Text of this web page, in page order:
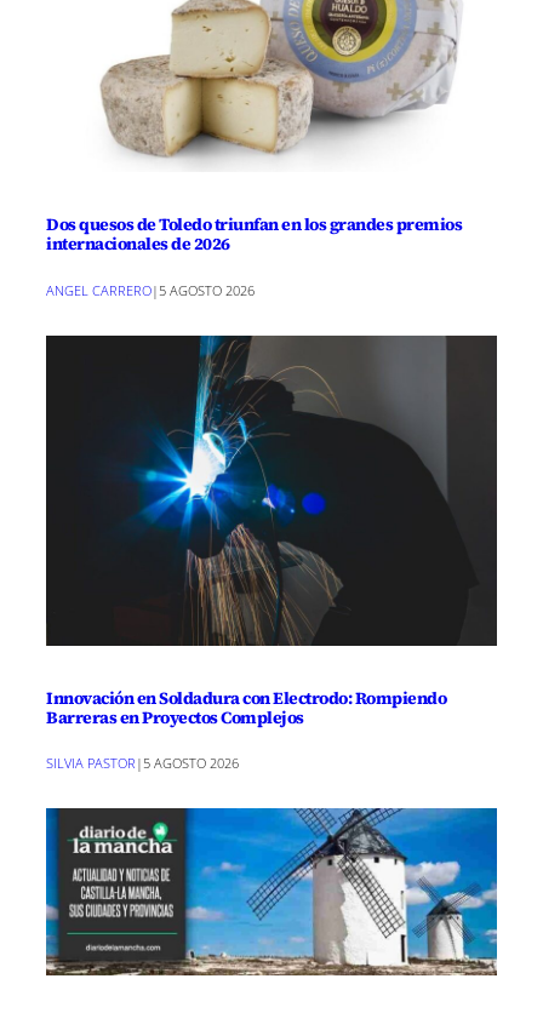
Dos quesos de Toledo triunfan en los grandes premios
internacionales de 2026
ANGEL CARRERO|5 AGOSTO 2026
Innovación en Soldadura con Electrodo: Rompiendo
Barreras en Proyectos Complejos
SILVIA PASTOR |5 AGOSTO 2026